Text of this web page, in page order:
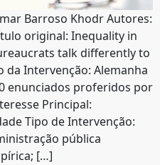
Barroso Khodr Autores:
original: Inequality in
talk differently to
da Intervenção: Alemanha
enunciados proferidos por
Principal:
Tipo de Intervenção:
pública
[…]